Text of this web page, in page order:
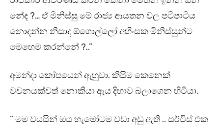
නේද ?… ඒ මිනිස්සු මේ රාජ්‍ය ආයතන වල පටිපාටිය
නොදන්න නිසාද ඕගොල්ලෝ අහිංසක මිනිස්සුන්ට
මෙහෙම කරන්නේ ?..”
අමන්දා කෝපයෙන් ඇහුවා. කිසිම කෙනෙක්
වචනයක්වත් නොකියා ඇය දිහාව බලාගෙන හිටියා.
” මම වයසින් ඔය හැමෝටම වඩා අඩු ඇති .. සර්විස් එක